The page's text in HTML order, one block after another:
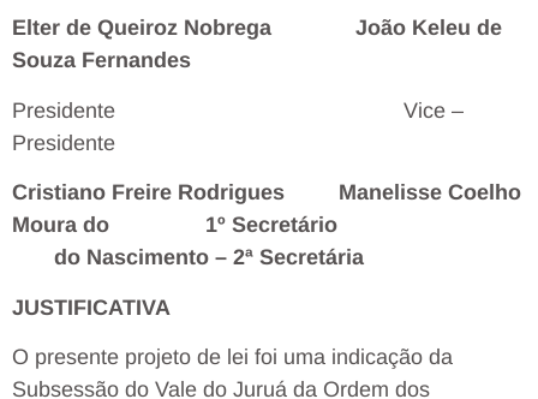
Elter de Queiroz Nobrega João Keleu de
Souza Fernandes
Presidente
Vice –
Presidente
Cristiano Freire Rodrigues Manelisse Coelho
Moura do 1º Secretário
do Nascimento – 2ª Secretária
JUSTIFICATIVA
O presente projeto de lei foi uma indicação da
Subsessão do Vale do Juruá da Ordem dos